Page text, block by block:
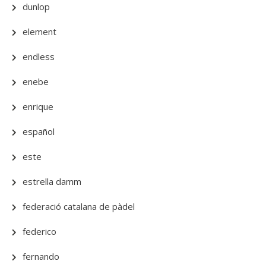
dunlop
element
endless
enebe
enrique
español
este
estrella damm
federació catalana de pàdel
federico
fernando